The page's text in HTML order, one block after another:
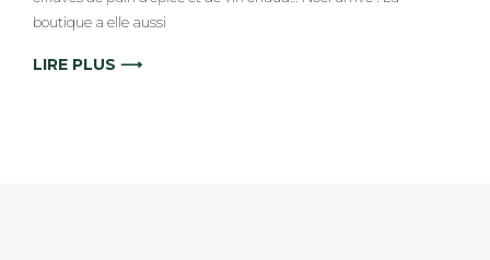
boutique a elle aussi
LIRE PLUS ⟶